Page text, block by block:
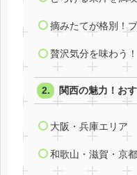
摘みたてが格別！
贅沢気分を味わう
関西の魅力！お
大阪・兵庫エリア
和歌山・滋賀・京